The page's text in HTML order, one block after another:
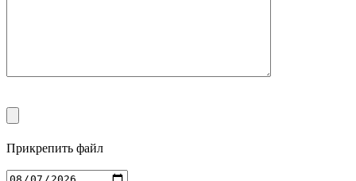
Прикрепить файл